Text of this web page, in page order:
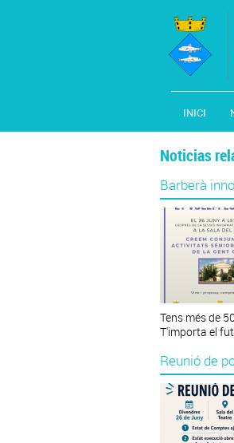
INICI
Noticias
Barberà
Tens més de
T'importa el
Reunió de